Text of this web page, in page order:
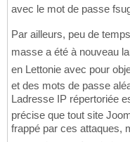
avec le mot de passe
Par ailleurs, peu de
masse a été à nouveau
en Lettonie avec pour
et des mots de passe
Ladresse IP répertoriée
précise que tout site
frappé par ces attaques,